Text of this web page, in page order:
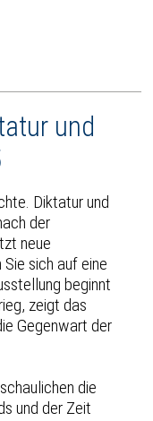
und
Diktatur und
der
neue
sich auf eine
beginnt
zeigt das
Gegenwart der
die
und der Zeit